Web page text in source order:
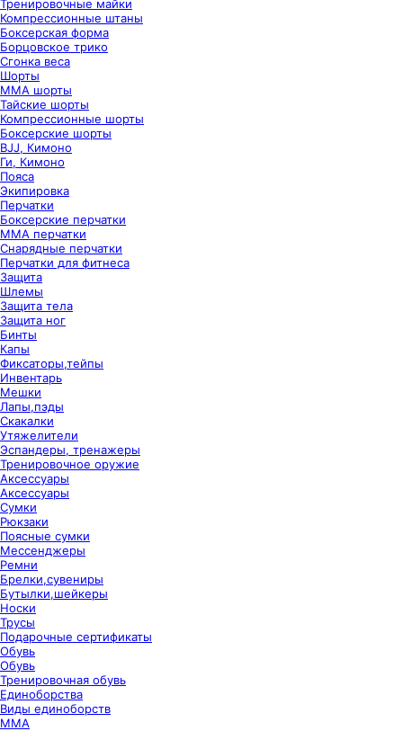
Тренировочные майки
Компрессионные штаны
Боксерская форма
Борцовское трико
Сгонка веса
Шорты
ММА шорты
Тайские шорты
Компрессионные шорты
Боксерские шорты
BJJ, Кимоно
Ги, Кимоно
Пояса
Экипировка
Перчатки
Боксерские перчатки
ММА перчатки
Снарядные перчатки
Перчатки для фитнеса
Защита
Шлемы
Защита тела
Защита ног
Бинты
Капы
Фиксаторы,тейпы
Инвентарь
Мешки
Лапы,пэды
Скакалки
Утяжелители
Эспандеры, тренажеры
Тренировочное оружие
Аксессуары
Аксессуары
Сумки
Рюкзаки
Поясные сумки
Мессенджеры
Ремни
Брелки,сувениры
Бутылки,шейкеры
Носки
Трусы
Подарочные сертификаты
Обувь
Обувь
Тренировочная обувь
Единоборства
Виды единоборств
ММА